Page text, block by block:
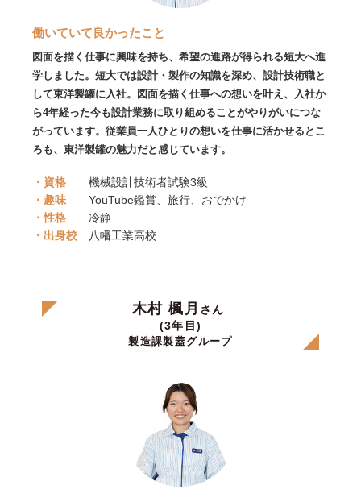
働いていて良かったこと
図面を描く仕事に興味を持ち、希望の進路が得られる短大へ進
学しました。短大では設計・製作の知識を深め、設計技術職と
して東洋製罐に入社。図面を描く仕事への想いを叶え、入社か
ら4年経った今も設計業務に取り組めることがやりがいにつな
がっています。従業員一人ひとりの想いを仕事に活かせるとこ
ろも、東洋製罐の魅力だと感じています。
・資格
機械設計技術者試験3級
・趣味
YouTube鑑賞、旅行、おでかけ
・性格
冷静
・出身校
八幡工業高校
木村 楓月 さん
(3年目)
製造課製蓋グループ